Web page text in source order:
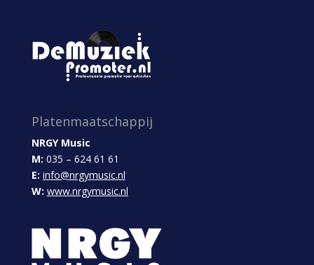
Platenmaatschappij
NRGY Music
M: 035 – 624 61 61
E: info@nrgymusic.nl
W: www.nrgymusic.nl